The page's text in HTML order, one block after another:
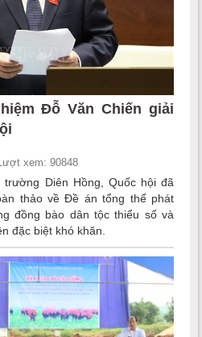
Đỗ Văn Chiến giải
xem: 90848
trường Diên Hồng, Quốc hội đã
thảo về Đề án tổng thể phát
đồng bào dân tộc thiểu số và
đặc biệt khó khăn.